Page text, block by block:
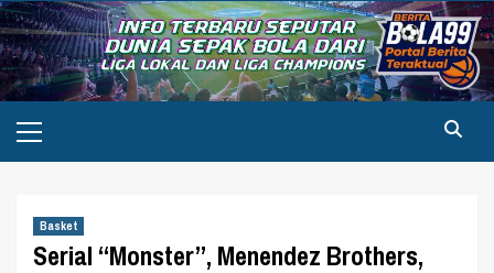
Skip
to
content
Menu
Basket
Serial “Monster”, Menendez Brothers,